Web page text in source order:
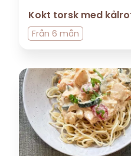
Kokt torsk med
Från 6 mån